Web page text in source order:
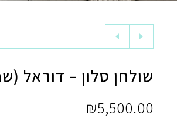
שולחן סלון – דוראל
₪5,500.00